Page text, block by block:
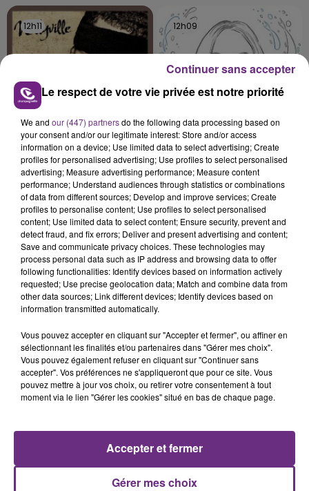
12h11
12h11
NELLY
Dilemma
12h09
12h09
MANON LISA
Le Petit Pecheur
12h05
12h05
Christina Aguilera
Beautiful
12h02
12h02
BEBE REXHA
New Religion
Le respect de votre vie privée est notre priorité
We and our (447) partnersdo the following data processing based on
your consent and/or our legitimate interest: Store and/or access
information on a device; Use limited data to select advertising; Create
profiles for personalised advertising; Use profiles to select personalised
advertising; Measure advertising performance; Measure content
performance; Understand audiences through statistics or combinations
of data from different sources; Develop and improve services; Create
profiles to personalise content; Use profiles to select personalised
content; Use limited data to select content; Ensure security, prevent and
detect fraud, and fix errors; Deliver and present advertising and content;
Save and communicate privacy choices. These technologies may
process personal data such as IP address and browsing data to offer
following functionalities: Identify devices based on information actively
requested; Use precise geolocation data; Match and combine data from
other data sources; Link different devices; Identify devices based on
information transmitted automatically.
Vous pouvez accepter en cliquant sur "Accepter et fermer", ou affiner en
sélectionnant les finalités et/ou partenaires dans "Gérer mes choix".
Vous pouvez également refuser en cliquant sur "Continuer sans
accepter". Vos préférences ne s'appliqueront que pour ce site. Vous
pouvez mettre à jour vos choix, ou retirer votre consentement à tout
moment via le lien "Gérer les cookies" situé en bas de chaque page.
Gérer mes choix
Accepter et fermer
Continuer sans accepter